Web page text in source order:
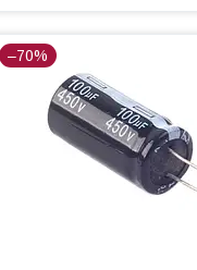
–70%